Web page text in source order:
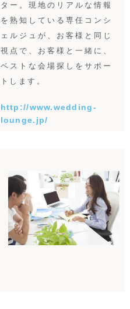
ター。現地のリアルな情報
を熟知している専任コンシ
ェルジュが、お客様と同じ
視点で、お客様と一緒に、
ベストな会場探しをサポー
トします。
http://www.wedding-
lounge.jp/